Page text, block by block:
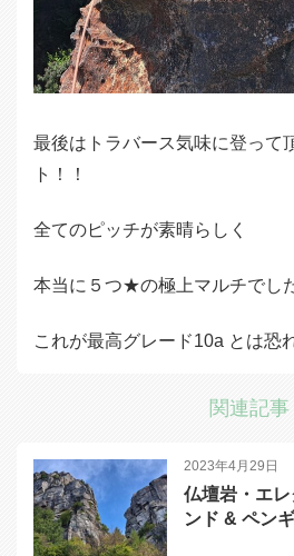
最後はトラバース気味に登って
ト！！
全てのピッチが素晴らしく
本当に５つ★の極上マルチでし
これが最高グレード10a とは恐
関連記事
2023年4月29日
仏壇岩・エ
ンド & ペン